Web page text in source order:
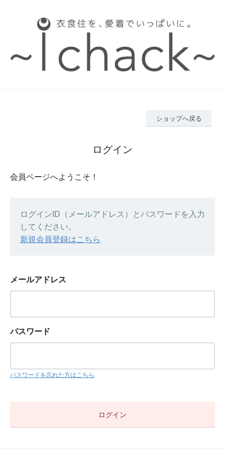
ショップへ戻る
ログイン
会員ページへようこそ！
ログインID（メールアドレス）とパスワードを入力
してください。
新規会員登録はこちら
メールアドレス
パスワード
パスワードを忘れた方はこちら